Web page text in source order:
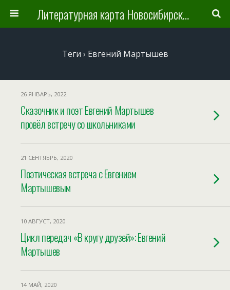
Литературная карта Новосибирска и Новосибирской области
Теги › Евгений Мартышев
26 ЯНВАРЬ, 2022
Сказочник и поэт Евгений Мартышев
провёл встречу со школьниками
21 СЕНТЯБРЬ, 2020
Поэтическая встреча с Евгением
Мартышевым
10 АВГУСТ, 2020
Цикл передач «В кругу друзей»: Евгений
Мартышев
14 МАЙ, 2020